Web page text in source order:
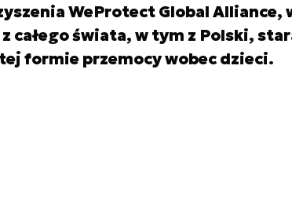
WeProtect Global Alliance,
całego świata, w tym z Polski,
formie przemocy wobec dzieci.